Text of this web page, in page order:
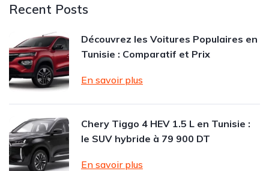
Recent Posts
Découvrez les Voitures Populaires en
Tunisie : Comparatif et Prix
En savoir plus
Chery Tiggo 4 HEV 1.5 L en Tunisie :
le SUV hybride à 79 900 DT
En savoir plus